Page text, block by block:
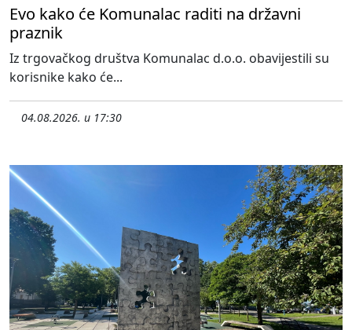
Evo kako će Komunalac raditi na državni
praznik
Iz trgovačkog društva Komunalac d.o.o. obavijestili su
korisnike kako će...
04.08.2026. u 17:30